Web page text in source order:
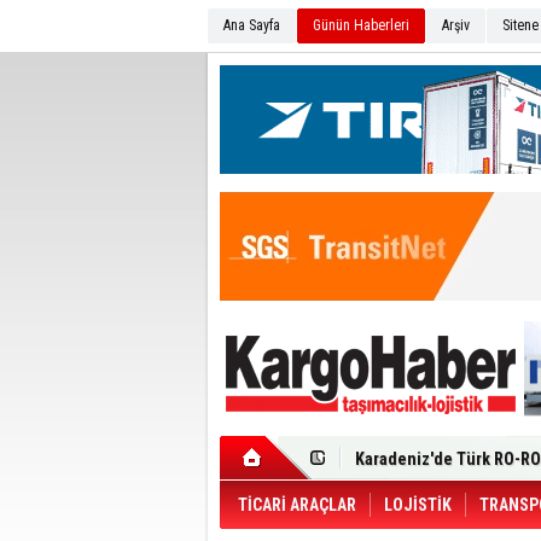
Ana Sayfa Günün Haberleri Arşiv
Ege Bölgesi'nin ilk
Durumu Ağır
Turhan Özen Saudia
Turkish Cargo’dan
Renault Trucks T 480
TİCARİ ARAÇLAR LOJİSTİK